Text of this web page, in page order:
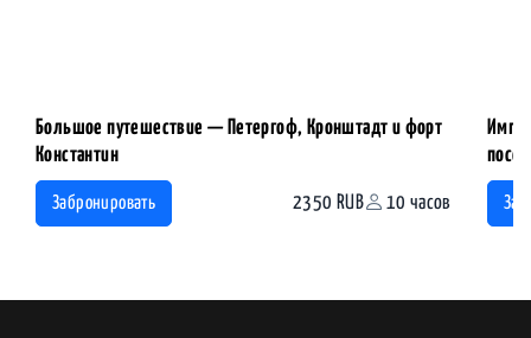
Большое путешествие — Петергоф, Кронштадт и форт
Константин
Забронировать 2350 RUB 10 часов